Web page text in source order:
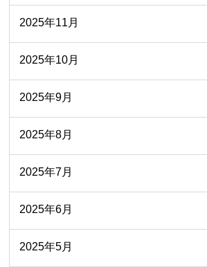
2025年11月
2025年10月
2025年9月
2025年8月
2025年7月
2025年6月
2025年5月